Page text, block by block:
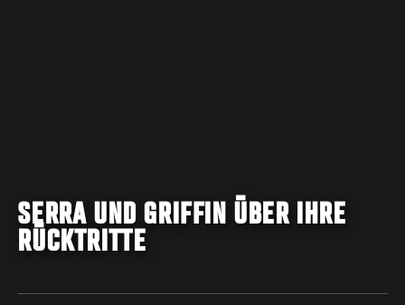
SERRA UND GRIFFIN ÜBER IHRE
RÜCKTRITTE